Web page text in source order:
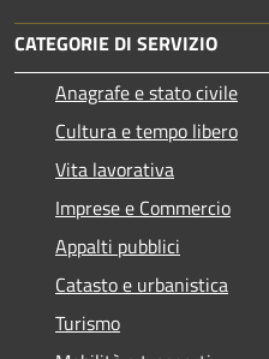
CATEGORIE DI SERVIZIO
Anagrafe e stato civile
Cultura e tempo libero
Vita lavorativa
Imprese e Commercio
Appalti pubblici
Catasto e urbanistica
Turismo